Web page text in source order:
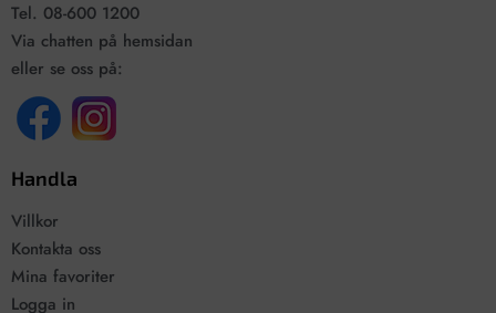
Tel. 08-600 1200
Via chatten på hemsidan
eller se oss på:
Handla
Villkor
Kontakta oss
Mina favoriter
Logga in